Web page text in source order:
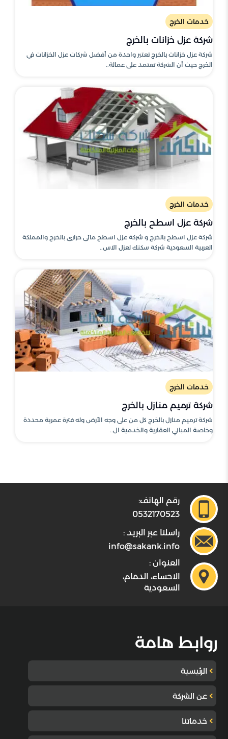
خدمات الخرج
شركة عزل خزانات بالخرج
شركة عزل خزانات بالخرج تعتبر واحدة من أفضل شركات عزل الخزانات في
الخرج حيث أن الشركة تعتمد على عمالة..
خدمات الخرج
شركة عزل اسطح بالخرج
شركة عزل اسطح بالخرج و شركة عزل اسطح مائى حرارى بالخرج والمملكة
العربية السعودية شركة سكنك لعزل الاس..
خدمات الخرج
شركة ترميم منازل بالخرج
شركة ترميم منازل بالخرج كل من على وجه الأرض وله فترة عمرية محددة
وخاصة المباني العقارية والخدمية ال..
رقم الهاتف:
0532170523
راسلنا عبر البريد :
info@sakank.info
العنوان :
الاحساء، الدمام،
السعودية
روابط هامة
الرئيسية
عن الشركة
خدماتنا